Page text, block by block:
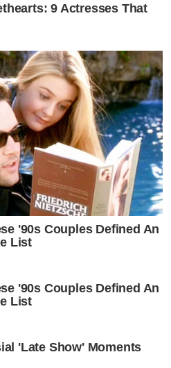
9 Actresses That
'90s Couples Defined An
List
'90s Couples Defined An
List
'Late Show' Moments